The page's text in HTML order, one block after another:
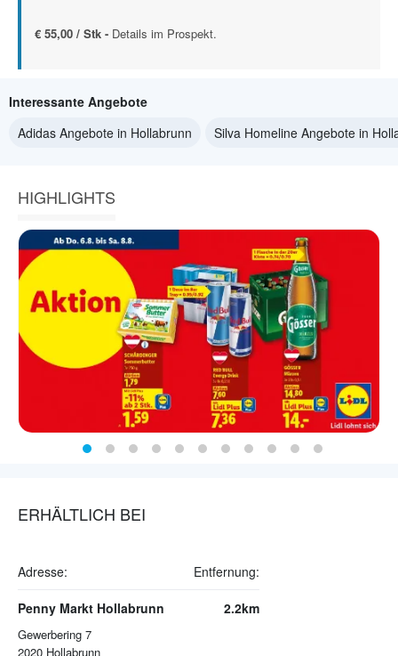
€ 55,00 / Stk - Details im Prospekt.
Interessante Angebote
Adidas Angebote in Hollabrunn
Silva Homeline Angebote in
HIGHLIGHTS
ERHÄLTLICH BEI
Adresse: Entfernung:
Penny Markt Hollabrunn
Gewerbering 7
2020 Hollabrunn
2.2km